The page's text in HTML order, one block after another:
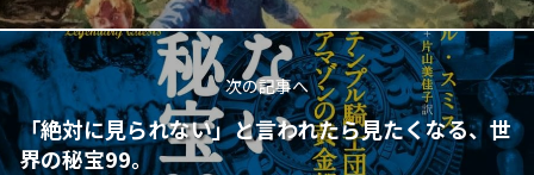
次の記事へ
「絶対に見られない」と言われたら見たくなる、世
界の秘宝99。